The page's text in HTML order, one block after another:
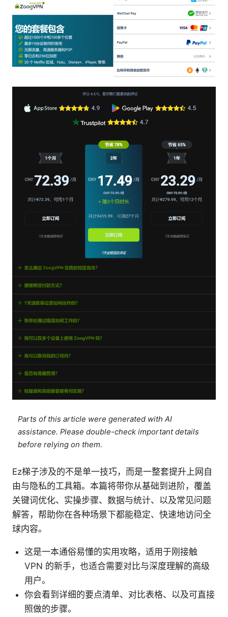
Parts of this article were generated with AI
assistance. Please double-check important details
before relying on them.
Ez梯子涉及的不是单一技巧，而是一整套提升上网自
由与隐私的工具箱。本篇将带你从基础到进阶，覆盖
关键词优化、实操步骤、数据与统计、以及常见问题
解答，帮助你在各种场景下都能稳定、快速地访问全
球内容。
这是一本通俗易懂的实用攻略，适用于刚接触
VPN 的新手，也适合需要对比与深度理解的高级
用户。
你会看到详细的要点清单、对比表格、以及可直接
照做的步骤。